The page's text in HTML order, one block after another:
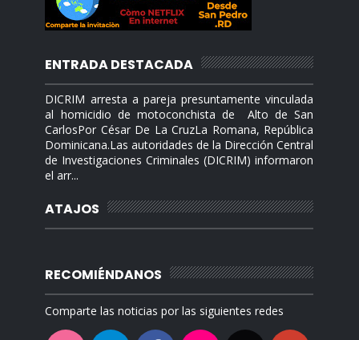
ENTRADA DESTACADA
DICRIM arresta a pareja presuntamente vinculada
al homicidio de motoconchista de Alto de San
CarlosPor César De La CruzLa Romana, República
Dominicana.Las autoridades de la Dirección Central
de Investigaciones Criminales (DICRIM) informaron
el arr...
ATAJOS
RECOMIÉNDANOS
Comparte las noticias por las siguientes redes